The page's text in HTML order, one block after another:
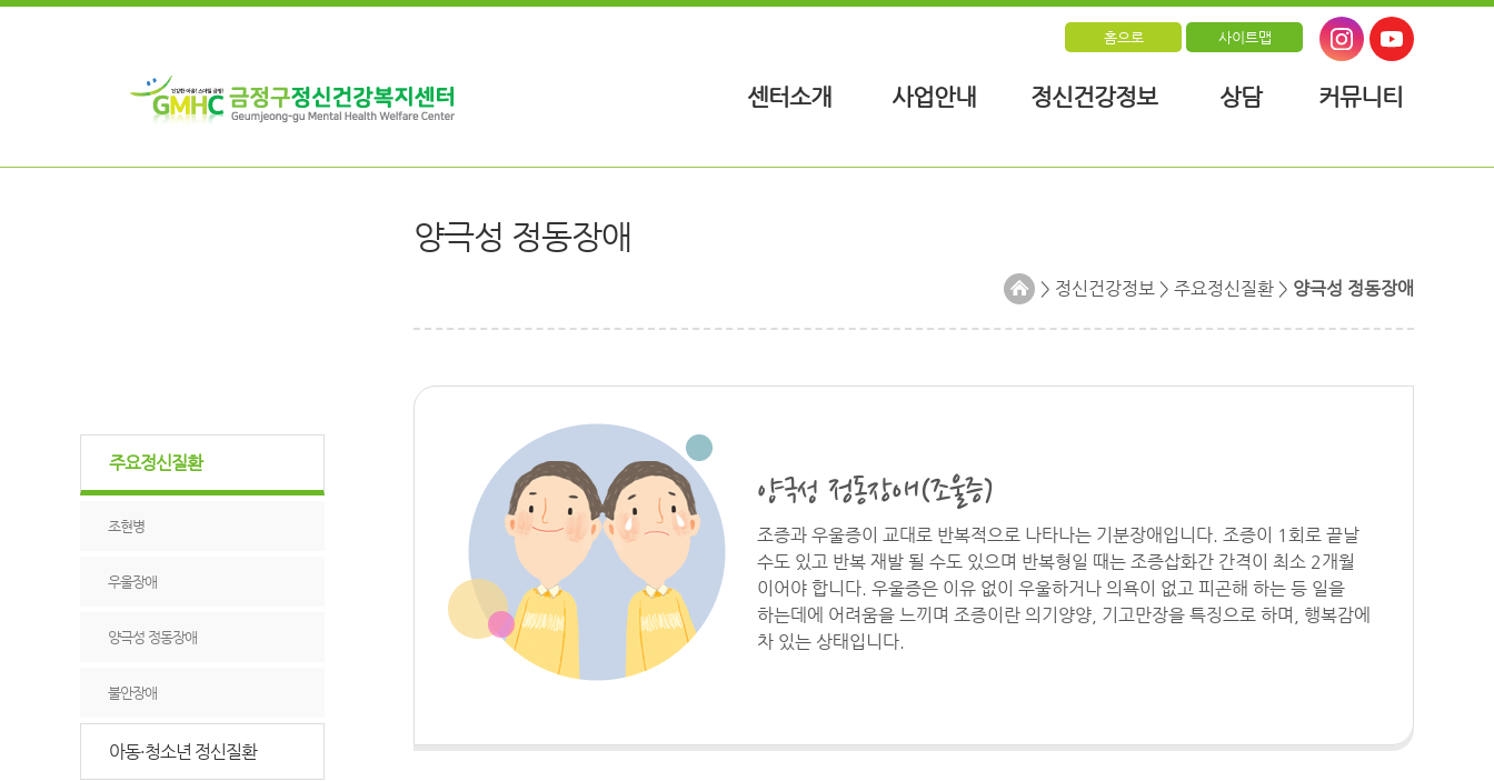
홈으로 사이트맵
센터소개 사업안내 정신건강정보 상담 커뮤니티
주요정신질환
조현병
우울장애
양극성 정동장애
불안장애
아동·청소년 정신질환
양극성 정동장애
> 정신건강정보 > 주요정신질환 > 양극성 정동장애
양극성 정동장애(조울증)
조증과 우울증이 교대로 반복적으로 나타나는 기분장애입니다. 조증이 1회로 끝날
수도 있고 반복 재발 될 수도 있으며 반복형일 때는 조증삽화간 간격이 최소 2개월
이어야 합니다. 우울증은 이유 없이 우울하거나 의욕이 없고 피곤해 하는 등 일을
하는데에 어려움을 느끼며 조증이란 의기양양, 기고만장을 특징으로 하며, 행복감에
차 있는 상태입니다.